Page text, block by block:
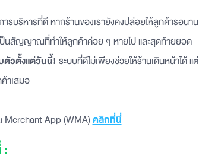
รบริหารที่ดี หากร้านของเรายังคงปล่อยให้ลูกค้ารอนาน
นสัญญาณที่ทำให้ลูกค้าค่อย ๆ หายไป และสุดท้ายยอด
ตัวตั้งแต่วันนี้! ระบบที่ดีไม่เพียงช่วยให้ร้านเดินหน้าได้ แต่
าเสมอ
Merchant App (WMA)คลิกที่นี่
: